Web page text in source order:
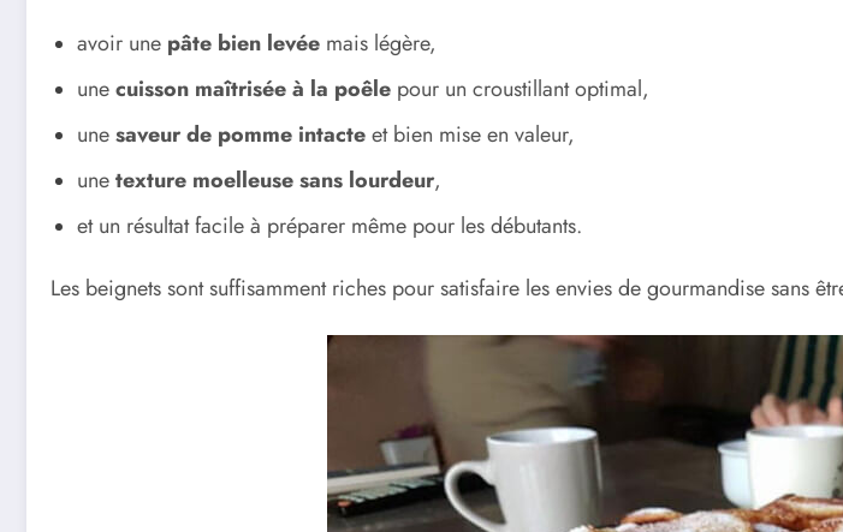
avoir une pâte bien levée mais légère,
unecuisson maîtrisée à la poêle pour un croustillant optimal,
unesaveur de pomme intacteet bien mise en valeur,
unetexture moelleuse sans lourdeur,
et un résultat facile à préparer même pour les débutants.
Les beignets sont suffisamment riches pour satisfaire les envies de gourmandise sans